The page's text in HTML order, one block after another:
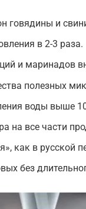
говядины и
в 2-3 раза.
и маринадов
полезных
воды выше
на все части
как в русской
без